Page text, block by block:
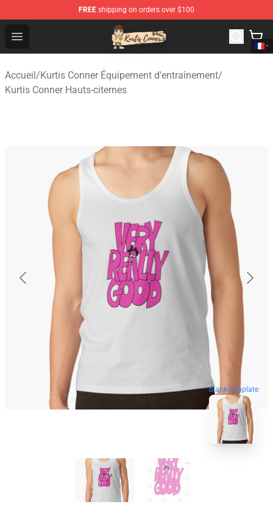
FREE shipping on orders over $100
Open menu
Kurtis Conner Store - Official Kurtis Conner Merchandise
Accueil/Kurtis Conner Équipement d'entraînement/
Kurtis Conner Hauts-citernes
blank template